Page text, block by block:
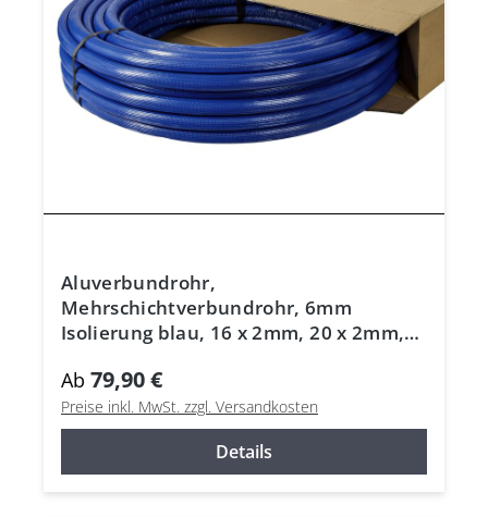
Aluverbundrohr,
Mehrschichtverbundrohr, 6mm
Isolierung blau, 16 x 2mm, 20 x 2mm,
Ab 79,90 €
Preise inkl. MwSt. zzgl. Versandkosten
Details